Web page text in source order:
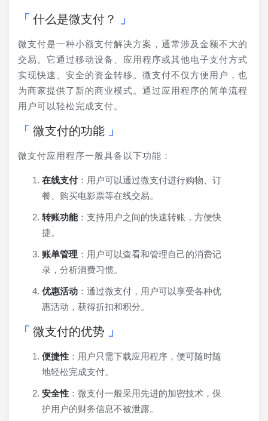
什么是微支付？
微支付是一种小额支付解决方案，通常涉及金额不大的
交易。它通过移动设备、应用程序或其他电子支付方式
实现快速、安全的资金转移。微支付不仅方便用户，也
为商家提供了新的商业模式。通过应用程序的简单流程
用户可以轻松完成支付。
微支付的功能
微支付应用程序一般具备以下功能：
在线支付：用户可以通过微支付进行购物、订
餐、购买电影票等在线交易。
转账功能：支持用户之间的快速转账，方便快
捷。
账单管理 ：用户可以查看和管理自己的消费记
录，分析消费习惯。
优惠活动 ：通过微支付，用户可以享受各种优
惠活动，获得折扣和积分。
微支付的优势
便捷性 ：用户只需下载应用程序，便可随时随
地轻松完成支付。
安全性 ：微支付一般采用先进的加密技术，保
护用户的财务信息不被泄露。